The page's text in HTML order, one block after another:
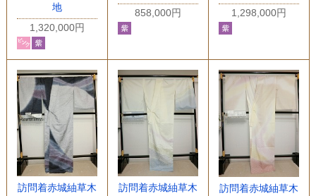
地
1,320,000円
858,000円
1,298,000円
訪問着赤城紬草木
訪問着赤城紬草木
訪問着赤城紬草木